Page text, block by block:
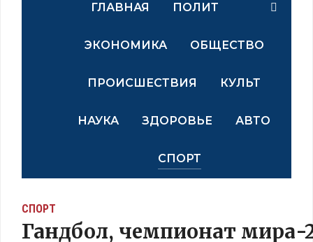
ГЛАВНАЯ ПОЛИТ
ЭКОНОМИКА ОБЩЕСТВО
ПРОИСШЕСТВИЯ КУЛЬТ
НАУКА ЗДОРОВЬЕ АВТО
СПОРТ
СПОРТ
Гандбол, чемпионат мира-